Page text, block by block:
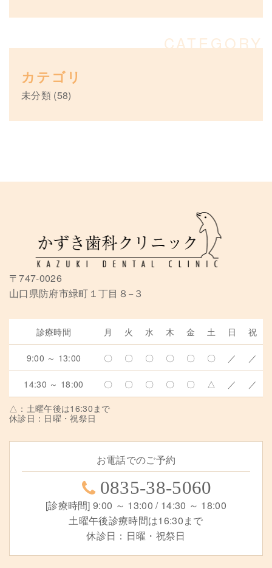
カテゴリ
未分類(58)
〒747-0026
山口県防府市緑町１丁目８−３
診療時間 月 火 水 木 金 土 日 祝
9:00 ～ 13:00 〇 〇 〇 〇 〇 〇 ／ ／
14:30 ～ 18:00 〇 〇 〇 〇 〇 △ ／
／
△：土曜午後は16:30まで
休診日：日曜・祝祭日
お電話でのご予約
0835-38-5060
[診療時間] 9:00 ～ 13:00 / 14:30 ～ 18:00
土曜午後診療時間は16:30まで
休診日：日曜・祝祭日